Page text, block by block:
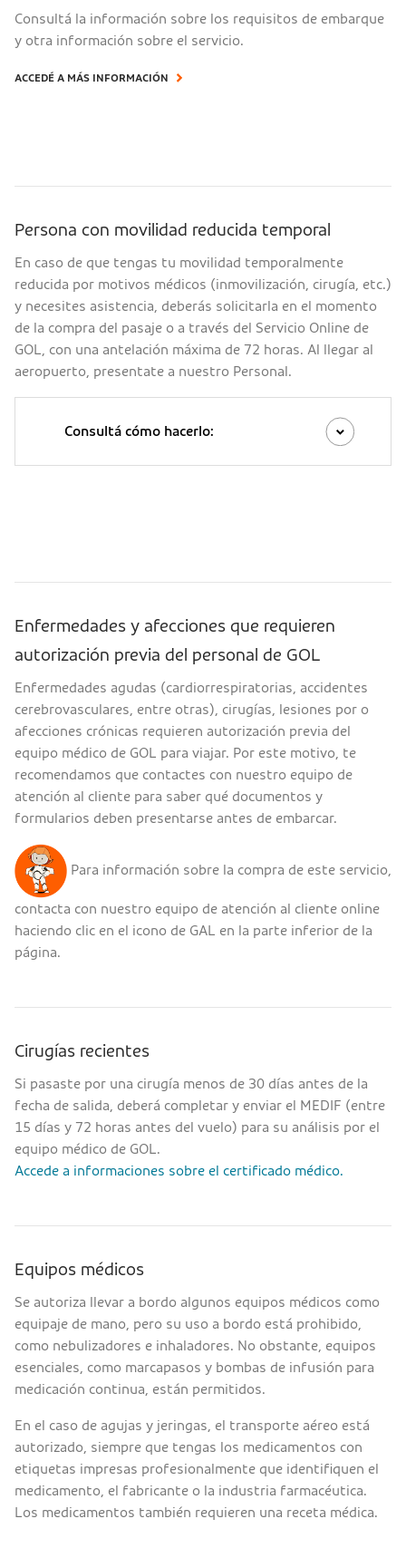
Consultá la información sobre los requisitos de embarque
y otra información sobre el servicio.
ACCEDÉ A MÁS INFORMACIÓN
Persona con movilidad reducida temporal
En caso de que tengas tu movilidad temporalmente
reducida por motivos médicos (inmovilización, cirugía, etc.)
y necesites asistencia, deberás solicitarla en el momento
de la compra del pasaje o a través del Servicio Online de
GOL, con una antelación máxima de 72 horas. Al llegar al
aeropuerto, presentate a nuestro Personal.
Consultá cómo hacerlo:
Enfermedades y afecciones que requieren
autorización previa del personal de GOL
Enfermedades agudas (cardiorrespiratorias, accidentes
cerebrovasculares, entre otras), cirugías, lesiones por o
afecciones crónicas requieren autorización previa del
equipo médico de GOL para viajar. Por este motivo, te
recomendamos que contactes con nuestro equipo de
atención al cliente para saber qué documentos y
formularios deben presentarse antes de embarcar.
Para información sobre la compra de este servicio,
contacta con nuestro equipo de atención al cliente online
haciendo clic en el icono de GAL en la parte inferior de la
página.
Cirugías recientes
Si pasaste por una cirugía menos de 30 días antes de la
fecha de salida, deberá completar y enviar el MEDIF (entre
15 días y 72 horas antes del vuelo) para su análisis por el
equipo médico de GOL.
Accede a informaciones sobre el certificado médico.
Equipos médicos
Se autoriza llevar a bordo algunos equipos médicos como
equipaje de mano, pero su uso a bordo está prohibido,
como nebulizadores e inhaladores. No obstante, equipos
esenciales, como marcapasos y bombas de infusión para
medicación continua, están permitidos.
En el caso de agujas y jeringas, el transporte aéreo está
autorizado, siempre que tengas los medicamentos con
etiquetas impresas profesionalmente que identifiquen el
medicamento, el fabricante o la industria farmacéutica.
Los medicamentos también requieren una receta médica.